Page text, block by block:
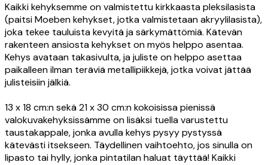
Kaikki kehyksemme on valmistettu kirkkaasta pleksilasista
(paitsi Moeben kehykset, jotka valmistetaan akryylilasista),
joka tekee tauluista kevyitä ja särkymättömiä. Kätevän
rakenteen ansiosta kehykset on myös helppo asentaa.
Kehys avataan takasivulta, ja juliste on helppo asettaa
paikalleen ilman teräviä metallipiikkejä, jotka voivat jättää
julisteisiin jälkiä.
13 x 18 cm:n sekä 21 x 30 cm:n kokoisissa pienissä
valokuvakehyksissämme on lisäksi tuella varustettu
taustakappale, jonka avulla kehys pysyy pystyssä
kätevästi itsekseen. Täydellinen vaihtoehto, jos sinulla on
lipasto tai hylly, jonka pintatilan haluat täyttää! Kaikki